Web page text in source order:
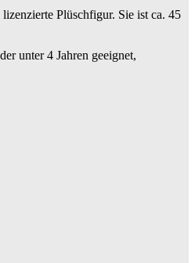
Plüschfigur. Sie ist ca. 45
unter 4 Jahren geeignet,